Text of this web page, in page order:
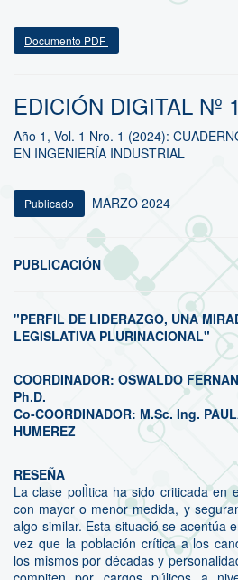
Documento PDF
EDICIÓN DIGITAL Nº 1
Año 1, Vol. 1 Nro. 1 (2024):
EN INGENIERÍA INDUSTRIAL
Publicado MARZO 2024
PUBLICACIÓN
"PERFIL DE LIDERAZGO, UNA
LEGISLATIVA PLURINACIONAL"
COORDINADOR: OSWALDO
Ph.D.
Co-COORDINADOR: M.Sc. Ing.
HUMEREZ
RESEÑA
La clase polÌtica ha sido criticada en
con mayor o menor medida, y
algo similar. Esta situació se acentúa
vez que la población crítica a los
los mismos por décadas y